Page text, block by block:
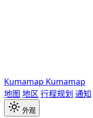
Kumamap Kumamap
地图 地区 行程规划 通知
外观